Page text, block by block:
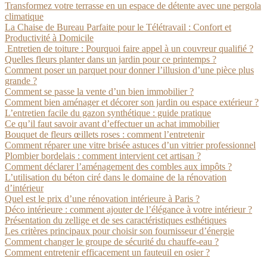
Transformez votre terrasse en un espace de détente avec une pergola
climatique
La Chaise de Bureau Parfaite pour le Télétravail : Confort et
Productivité à Domicile
Entretien de toiture : Pourquoi faire appel à un couvreur qualifié ?
Quelles fleurs planter dans un jardin pour ce printemps ?
Comment poser un parquet pour donner l’illusion d’une pièce plus
grande ?
Comment se passe la vente d’un bien immobilier ?
Comment bien aménager et décorer son jardin ou espace extérieur ?
L’entretien facile du gazon synthétique : guide pratique
Ce qu’il faut savoir avant d’effectuer un achat immobilier
Bouquet de fleurs œillets roses : comment l’entretenir
Comment réparer une vitre brisée astuces d’un vitrier professionnel
Plombier bordelais : comment intervient cet artisan ?
Comment déclarer l’aménagement des combles aux impôts ?
L’utilisation du béton ciré dans le domaine de la rénovation
d’intérieur
Quel est le prix d’une rénovation intérieure à Paris ?
Déco intérieure : comment ajouter de l’élégance à votre intérieur ?
Présentation du zellige et de ses caractéristiques esthétiques
Les critères principaux pour choisir son fournisseur d’énergie
Comment changer le groupe de sécurité du chauffe-eau ?
Comment entretenir efficacement un fauteuil en osier ?